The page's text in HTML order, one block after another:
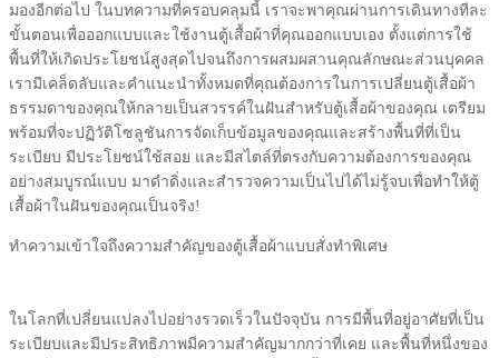
มองอีกต่อไป ในบทความที่ครอบคลุมนี้ เราจะพาคุณผ่านการเดินทางทีละ
ขั้นตอนเพื่อออกแบบและใช้งานตู้เสื้อผ้าที่คุณออกแบบเอง ตั้งแต่การใช้
พื้นที่ให้เกิดประโยชน์สูงสุดไปจนถึงการผสมผสานคุณลักษณะส่วนบุคคล
เรามีเคล็ดลับและคำแนะนำทั้งหมดที่คุณต้องการในการเปลี่ยนตู้เสื้อผ้า
ธรรมดาของคุณให้กลายเป็นสวรรค์ในฝันสำหรับตู้เสื้อผ้าของคุณ เตรียม
พร้อมที่จะปฏิวัติโซลูชันการจัดเก็บข้อมูลของคุณและสร้างพื้นที่ที่เป็น
ระเบียบ มีประโยชน์ใช้สอย และมีสไตล์ที่ตรงกับความต้องการของคุณ
อย่างสมบูรณ์แบบ มาดำดิ่งและสำรวจความเป็นไปได้ไม่รู้จบเพื่อทำให้ตู้
เสื้อผ้าในฝันของคุณเป็นจริง!
ทำความเข้าใจถึงความสำคัญของตู้เสื้อผ้าแบบสั่งทำพิเศษ
ในโลกที่เปลี่ยนแปลงไปอย่างรวดเร็วในปัจจุบัน การมีพื้นที่อยู่อาศัยที่เป็น
ระเบียบและมีประสิทธิภาพมีความสำคัญมากกว่าที่เคย และพื้นที่หนึ่งของ